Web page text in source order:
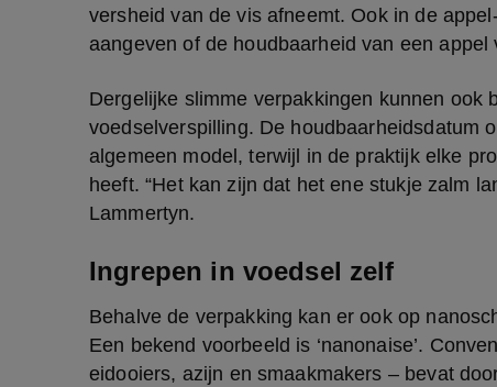
versheid van de vis afneemt. Ook in de
aangeven of de houdbaarheid van een appel
Dergelijke slimme verpakkingen kunnen ook
voedselverspilling. De houdbaarheidsdatum
algemeen model, terwijl in de praktijk elke
heeft. “Het kan zijn dat het ene stukje zalm
Lammertyn.
Ingrepen in voedsel zelf
Behalve de verpakking kan er ook op
Een bekend voorbeeld is ‘nanonaise’.
eidooiers, azijn en smaakmakers – bevat